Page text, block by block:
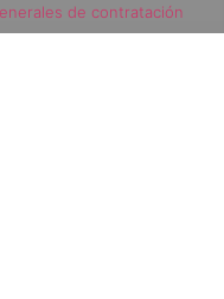
de contratación
te